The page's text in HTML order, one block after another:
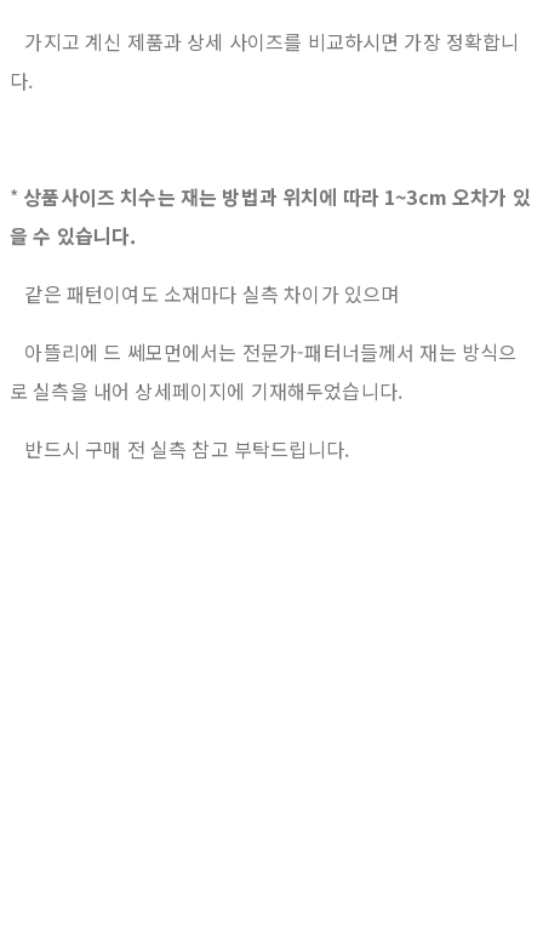
가지고 계신 제품과 상세 사이즈를 비교하시면 가장 정확합니
다.
* 상품사이즈 치수는 재는 방법과 위치에 따라 1~3cm 오차가 있
을 수 있습니다.
같은 패턴이여도 소재마다 실측 차이가 있으며
아뜰리에 드 쎄모먼에서는 전문가-패터너들께서 재는 방식으
로 실측을 내어 상세페이지에 기재해두었습니다.
반드시 구매 전 실측 참고 부탁드립니다.